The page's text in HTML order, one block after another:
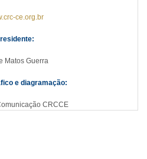
ce.org.br
Matos Guerra
e diagramação:
CRCCE